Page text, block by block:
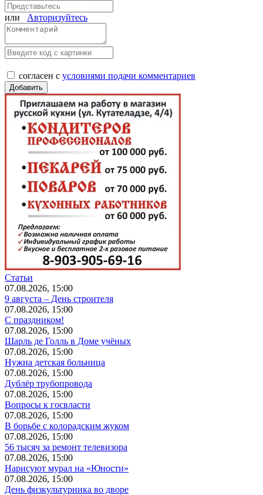
или Авторизуйтесь
согласен с условиями подачи комментариев
Статьи
07.08.2026, 15:00
9 августа – День строителя
07.08.2026, 15:00
С праздником!
07.08.2026, 15:00
Шарль де Голль в Доме учёных
07.08.2026, 15:00
Нужна детская больница
07.08.2026, 15:00
Дублёр трубопровода
07.08.2026, 15:00
Вопросы к госвласти
07.08.2026, 15:00
В борьбе с колорадским жуком
07.08.2026, 15:00
56 тысяч за ремонт телевизора
07.08.2026, 15:00
Нарисуют мурал на «Юности»
07.08.2026, 15:00
День физкультурника во дворе